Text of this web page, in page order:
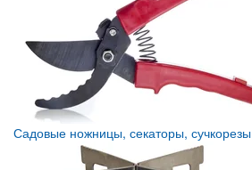
Садовые ножницы, секаторы, сучкорезы